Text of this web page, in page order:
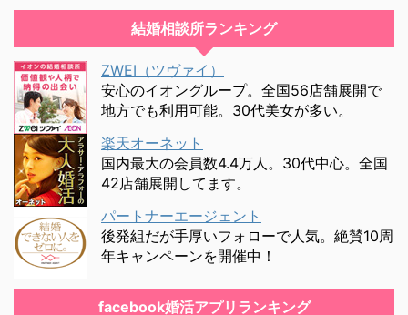
結婚相談所ランキング
ZWEI（ツヴァイ）
安心のイオングループ。全国56店舗展開で
地方でも利用可能。30代美女が多い。
楽天オーネット
国内最大の会員数4.4万人。30代中心。全国
42店舗展開してます。
パートナーエージェント
後発組だが手厚いフォローで人気。絶賛10周
年キャンペーンを開催中！
facebook婚活アプリランキング